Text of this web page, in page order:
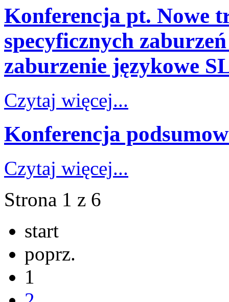
Konferencja pt. Nowe
specyficznych
zaburzenie językowe
Czytaj więcej...
Konferencja
Czytaj więcej...
Strona 1 z 6
start
poprz.
1